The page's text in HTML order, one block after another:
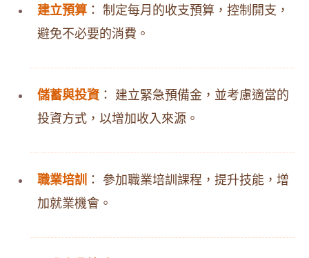
建立預算 ： 制定每月的收支預算，控制開支，
避免不必要的消費。
儲蓄與投資： 建立緊急預備金，並考慮適當的
投資方式，以增加收入來源。
職業培訓 ： 參加職業培訓課程，提升技能，增
加就業機會。